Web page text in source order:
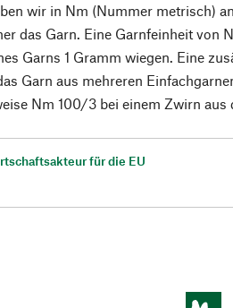
wir in Nm (Nummer metrisch)
das Garn. Eine Garnfeinheit von
Garns 1 Gramm wiegen. Eine
Garn aus mehreren
Nm 100/3 bei einem Zwirn aus
für die EU